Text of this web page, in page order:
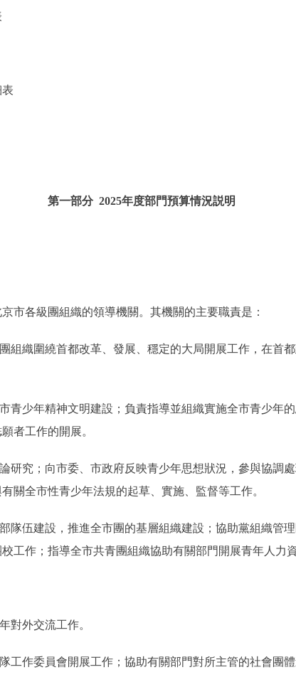
第一部分 2025年度部門預算情況説明
各級團組織的領導機關。其機關的主要職責是：
織圍繞首都改革、發展、穩定的大局開展工作，在首
少年精神文明建設；負責指導並組織實施全市青少年的
者工作的開展。
究；向市委、市政府反映青少年思想狀況，參與協調
關全市性青少年法規的起草、實施、監督等工作。
伍建設，推進全市團的基層組織建設；協助黨組織管理
工作；指導全市共青團組織協助有關部門開展青年人力
外交流工作。
作委員會開展工作；協助有關部門對所主管的社會團體